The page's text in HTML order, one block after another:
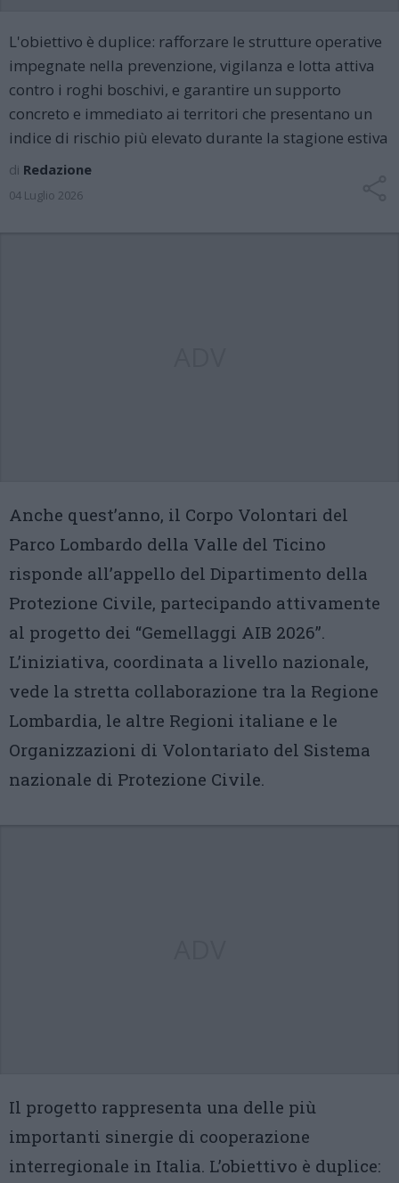
L'obiettivo è duplice: rafforzare le strutture operative
impegnate nella prevenzione, vigilanza e lotta attiva
contro i roghi boschivi, e garantire un supporto
concreto e immediato ai territori che presentano un
indice di rischio più elevato durante la stagione estiva
di Redazione
04 Luglio 2026
Anche quest’anno, il Corpo Volontari del
Parco Lombardo della Valle del Ticino
risponde all’appello del Dipartimento della
Protezione Civile, partecipando attivamente
al progetto dei “Gemellaggi AIB 2026”.
L’iniziativa, coordinata a livello nazionale,
vede la stretta collaborazione tra la Regione
Lombardia, le altre Regioni italiane e le
Organizzazioni di Volontariato del Sistema
nazionale di Protezione Civile.
Il progetto rappresenta una delle più
importanti sinergie di cooperazione
interregionale in Italia. L’obiettivo è duplice: